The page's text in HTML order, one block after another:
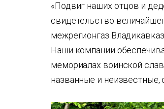
«Подвиг наших отцов и
свидетельство
межрегионгаз
Наши компании
мемориалах воинской
названные и неизвестные,